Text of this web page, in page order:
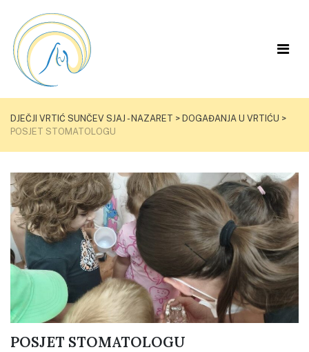
DJEČJI VRTIĆ SUNČEV SJAJ - NAZARET > DOGAĐANJA U VRTIĆU >
POSJET STOMATOLOGU
POSJET STOMATOLOGU